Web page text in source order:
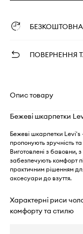
БЕЗКОШТОВНА
ПОВЕРНЕННЯ
Опис товару
Бежеві шкарпетки
Бежеві шкарпетки Levi's
пропонують зручність
Виготовлені з бавовни,
забезпечують комфорт
практичним рішенням
аксесуари до взуття.
Характерні риси
комфорту та стилю